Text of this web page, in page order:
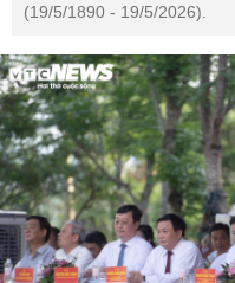
(19/5/1890 - 19/5/2026).